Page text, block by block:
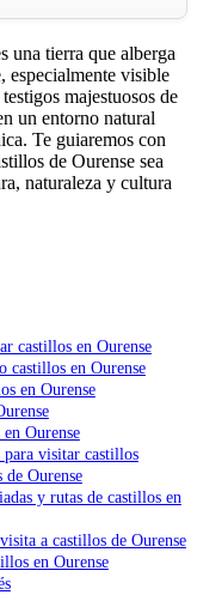
una tierra que alberga
especialmente visible
majestuosos de
un entorno natural
Te guiaremos con
de Ourense sea
naturaleza y cultura
castillos en Ourense
castillos en Ourense
en Ourense
Ourense
para visitar castillos
Ourense
y rutas de castillos en
a castillos de Ourense
en Ourense